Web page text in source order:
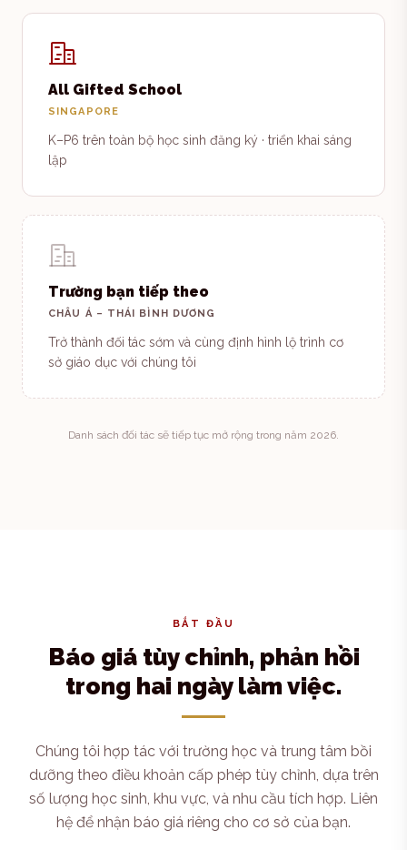
All Gifted School
SINGAPORE
K–P6 trên toàn bộ học sinh đăng ký · triển khai sáng
lập
Trường bạn tiếp theo
CHÂU Á – THÁI BÌNH DƯƠNG
Trở thành đối tác sớm và cùng định hình lộ trình cơ
sở giáo dục với chúng tôi
Danh sách đối tác sẽ tiếp tục mở rộng trong năm 2026.
BẮT ĐẦU
Báo giá tùy chỉnh, phản hồi
trong hai ngày làm việc.
Chúng tôi hợp tác với trường học và trung tâm bồi
dưỡng theo điều khoản cấp phép tùy chỉnh, dựa trên
số lượng học sinh, khu vực, và nhu cầu tích hợp. Liên
hệ để nhận báo giá riêng cho cơ sở của bạn.